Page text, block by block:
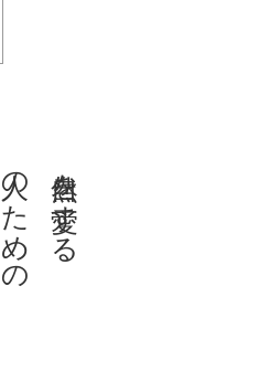
自然を愛する
人のための